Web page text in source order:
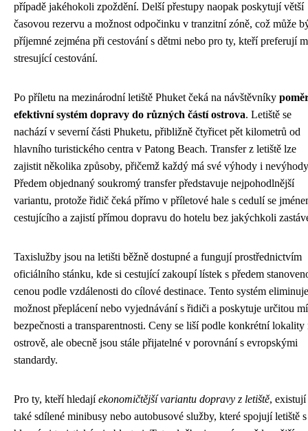
případě jakéhokoli zpoždění. Delší přestupy naopak poskytují větší
časovou rezervu a možnost odpočinku v tranzitní zóně, což může
příjemné zejména při cestování s dětmi nebo pro ty, kteří preferují
stresující cestování.
Po příletu na mezinárodní letiště Phuket čeká na návštěvníky
efektivní systém dopravy do různých částí ostrova. Letiště se
nachází v severní části Phuketu, přibližně čtyřicet pět kilometrů od
hlavního turistického centra v Patong Beach. Transfer z letiště lze
zajistit několika způsoby, přičemž každý má své výhody i
Předem objednaný soukromý transfer představuje nejpohodlnější
variantu, protože řidič čeká přímo v příletové hale s cedulí se
cestujícího a zajistí přímou dopravu do hotelu bez jakýchkoli
Taxislužby jsou na letišti běžně dostupné a fungují prostřednictvím
oficiálního stánku, kde si cestující zakoupí lístek s předem
cenou podle vzdálenosti do cílové destinace. Tento systém eliminuje
možnost přeplácení nebo vyjednávání s řidiči a poskytuje určitou
bezpečnosti a transparentnosti. Ceny se liší podle konkrétní lokality
ostrově, ale obecně jsou stále přijatelné v porovnání s evropskými
standardy.
Pro ty, kteří hledajíekonomičtější variantu dopravy z letiště, existují
také sdílené minibusy nebo autobusové služby, které spojují letiště s